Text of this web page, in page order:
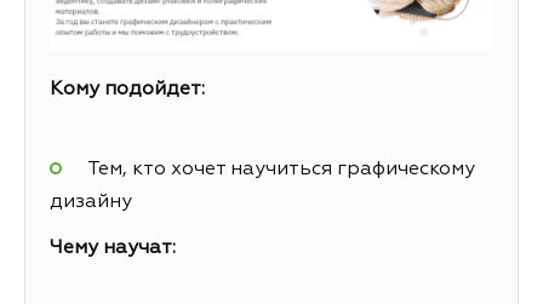
Кому подойдет:
Тем, кто хочет научиться графическому
дизайну
Чему научат: